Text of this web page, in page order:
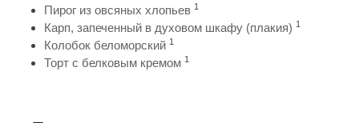
Пирог из овсяных хлопьев 1
Карп, запеченный в духовом шкафу (плакия) 1
Колобок беломорский 1
Торт с белковым кремом 1